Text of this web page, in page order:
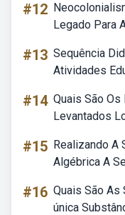
#12
Legado Para
#13 Sequência
Atividades
#14 Quais São
Levantados
#15 Realizando A
Algébrica A
#16 Quais São As
única